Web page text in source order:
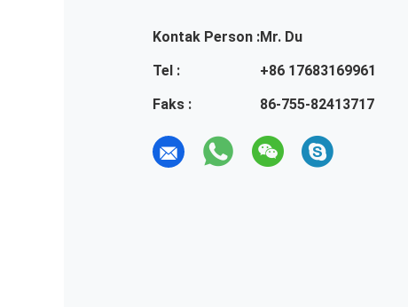
Kontak Person :Mr. Du
Tel :
+86 17683169961
Faks :
86-755-82413717